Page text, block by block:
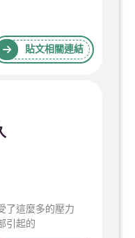
貼文相關連結
了這麼多的壓力
引起的